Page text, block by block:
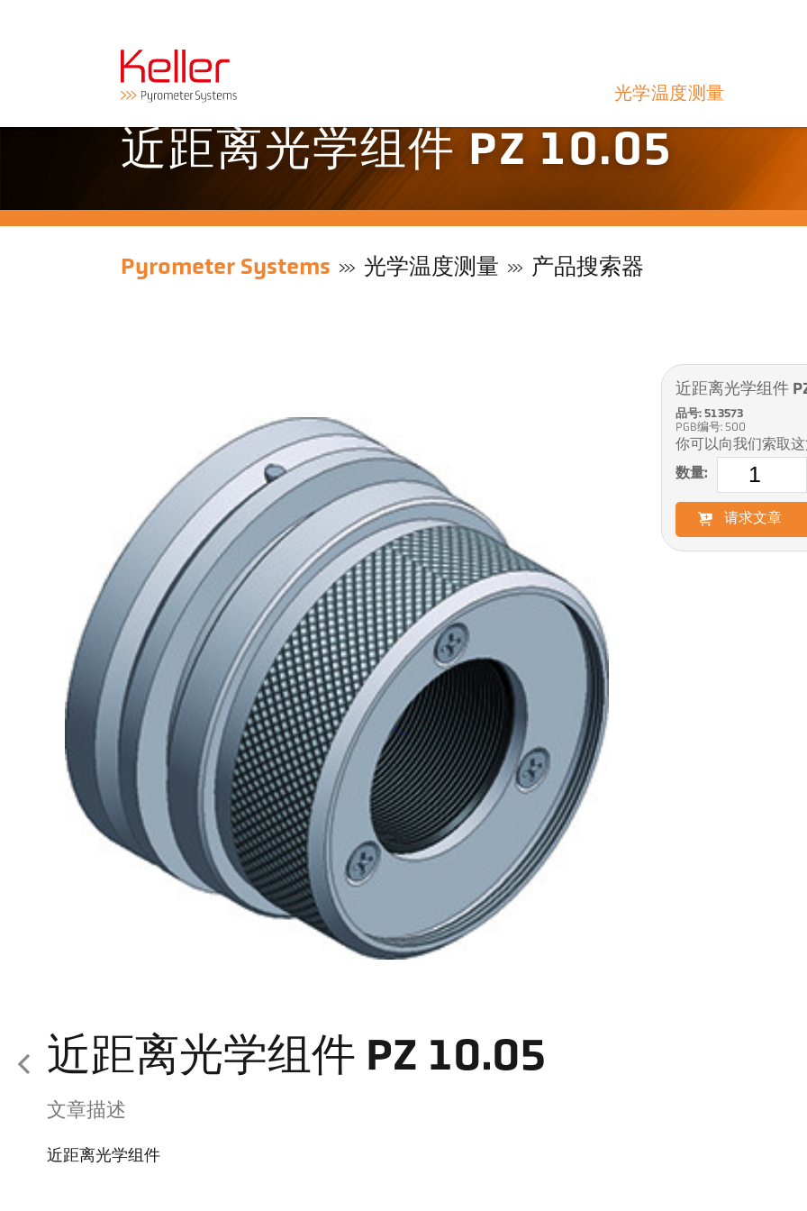
光学温度测量
近距离光学组件 PZ 10.05
Pyrometer Systems 光学温度测量 产品搜索器
近距离光学组件 PZ 10.05
文章描述
近距离光学组件
近距离光学组件
品号: 513573
PGB编号: 500
你可以向我们索取
数量:
请求文章